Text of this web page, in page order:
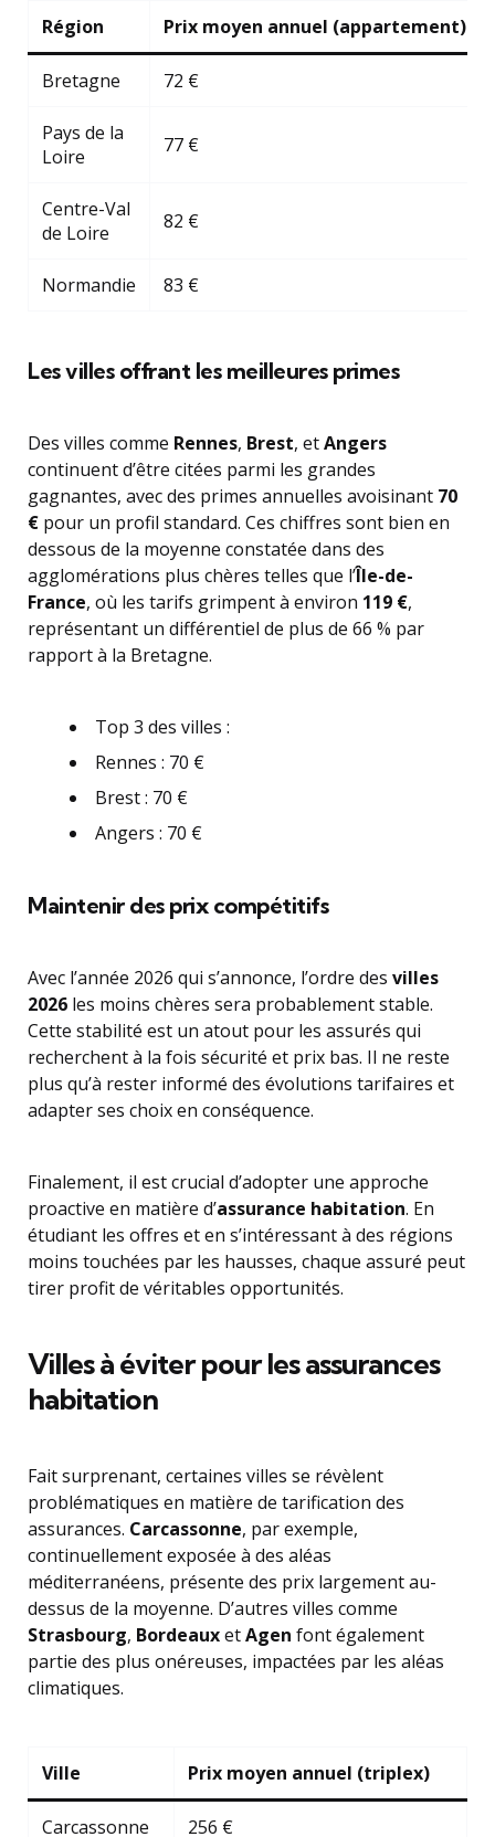
Région Prix moyen annuel (appartement)
Bretagne 72 €
Pays de la
Loire
77 €
Centre-Val
de Loire
82 €
Normandie 83 €
Les villes offrant les meilleures primes
Des villes comme Rennes, Brest, etAngers
continuent d’être citées parmi les grandes
gagnantes, avec des primes annuelles avoisinant 70
€ pour un profil standard. Ces chiffres sont bien en
dessous de la moyenne constatée dans des
agglomérations plus chères telles que l’Île-de-
France, où les tarifs grimpent à environ 119 €,
représentant un différentiel de plus de 66 % par
rapport à la Bretagne.
Top 3 des villes :
Rennes : 70 €
Brest : 70 €
Angers : 70 €
Maintenir des prix compétitifs
Avec l’année 2026 qui s’annonce, l’ordre des villes
2026 les moins chères sera probablement stable.
Cette stabilité est un atout pour les assurés qui
recherchent à la fois sécurité et prix bas. Il ne reste
plus qu’à rester informé des évolutions tarifaires et
adapter ses choix en conséquence.
Finalement, il est crucial d’adopter une approche
proactive en matière d’assurance habitation. En
étudiant les offres et en s’intéressant à des régions
moins touchées par les hausses, chaque assuré peut
tirer profit de véritables opportunités.
Villes à éviter pour les assurances
habitation
Fait surprenant, certaines villes se révèlent
problématiques en matière de tarification des
assurances. Carcassonne, par exemple,
continuellement exposée à des aléas
méditerranéens, présente des prix largement au-
dessus de la moyenne. D’autres villes comme
Strasbourg, BordeauxetAgen font également
partie des plus onéreuses, impactées par les aléas
climatiques.
Ville Prix moyen annuel (triplex)
Carcassonne 256 €